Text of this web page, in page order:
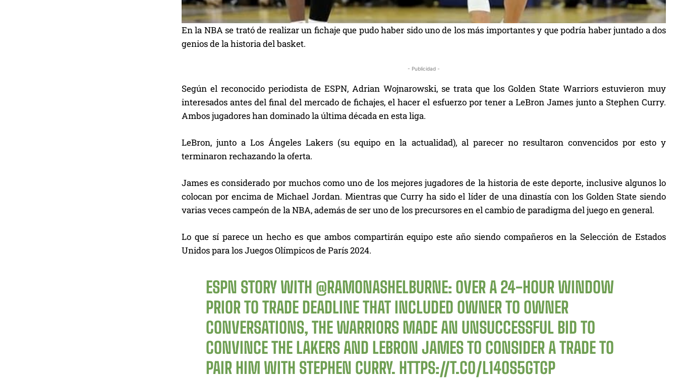
En la NBA se trató de realizar un fichaje que pudo haber sido uno de los más importantes y que podría haber juntado a dos
genios de la historia del basket.
- Publicidad -
Según el reconocido periodista de ESPN, Adrian Wojnarowski, se trata que los Golden State Warriors estuvieron muy
interesados antes del final del mercado de fichajes, el hacer el esfuerzo por tener a LeBron James junto a Stephen Curry.
Ambos jugadores han dominado la última década en esta liga.
LeBron, junto a Los Ángeles Lakers (su equipo en la actualidad), al parecer no resultaron convencidos por esto y
terminaron rechazando la oferta.
James es considerado por muchos como uno de los mejores jugadores de la historia de este deporte, inclusive algunos lo
colocan por encima de Michael Jordan. Mientras que Curry ha sido el líder de una dinastía con los Golden State siendo
varias veces campeón de la NBA, además de ser uno de los precursores en el cambio de paradigma del juego en general.
Lo que sí parece un hecho es que ambos compartirán equipo este año siendo compañeros en la Selección de Estados
Unidos para los Juegos Olímpicos de París 2024.
ESPN STORY WITH @RAMONASHELBURNE: OVER A 24-HOUR WINDOW
PRIOR TO TRADE DEADLINE THAT INCLUDED OWNER TO OWNER
CONVERSATIONS, THE WARRIORS MADE AN UNSUCCESSFUL BID TO
CONVINCE THE LAKERS AND LEBRON JAMES TO CONSIDER A TRADE TO
PAIR HIM WITH STEPHEN CURRY. HTTPS://T.CO/L14OS5GTGP